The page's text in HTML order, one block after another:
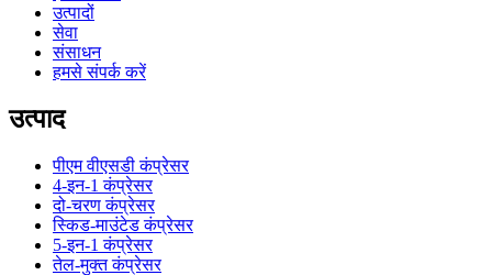
उत्पादों
सेवा
संसाधन
हमसे संपर्क करें
उत्पाद
पीएम वीएसडी कंप्रेसर
4-इन-1 कंप्रेसर
दो-चरण कंप्रेसर
स्किड-माउंटेड कंप्रेसर
5-इन-1 कंप्रेसर
तेल-मुक्त कंप्रेसर